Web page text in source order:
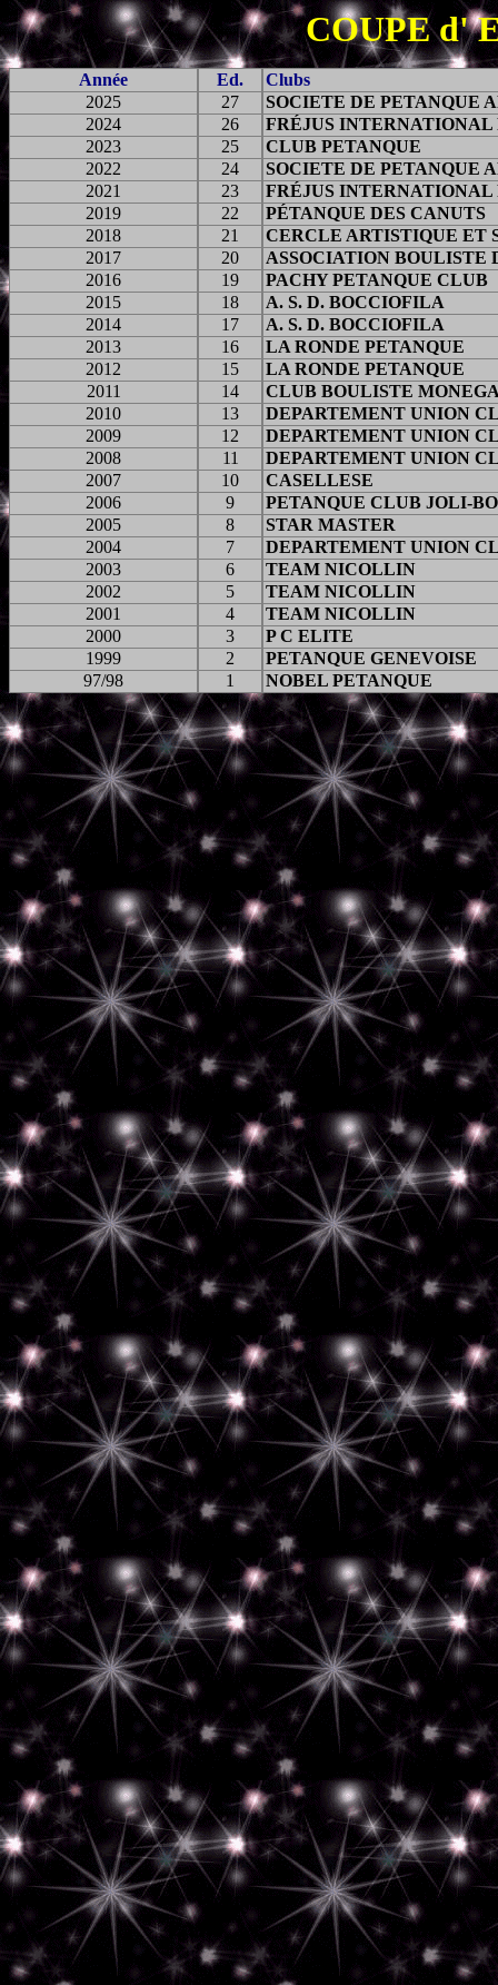
COUPE d'
Année Ed.
Clubs
2025
27
SOCIETE DE PETANQUE
2024
26 FRÉJUS INTERNATIONAL
2023
25
CLUB PETANQUE
2022
24
SOCIETE DE PETANQUE
2021
23 FRÉJUS INTERNATIONAL
2019
22 PÉTANQUE DES CANUTS
2018
21
CERCLE ARTISTIQUE ET
2017
20
ASSOCIATION BOULISTE
2016
19
PACHY PETANQUE CLUB
2015
18
A. S. D. BOCCIOFILA
2014
17
A. S. D. BOCCIOFILA
2013
16
LA RONDE PETANQUE
2012
15
LA RONDE PETANQUE
2011
14
CLUB BOULISTE
2010
13
DEPARTEMENT UNION
2009
12
DEPARTEMENT UNION
2008
11
DEPARTEMENT UNION
2007
10
CASELLESE
2006
9
PETANQUE CLUB JOLI-
2005
8
STAR MASTER
2004
7
DEPARTEMENT UNION
2003
6
TEAM NICOLLIN
2002
5
TEAM NICOLLIN
2001
4
TEAM NICOLLIN
2000
3
P C ELITE
1999
2
PETANQUE GENEVOISE
97/98
1 NOBEL PETANQUE